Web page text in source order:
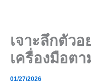
เจาะลึกตัวอ
เครื่องมือต
01/27/2026